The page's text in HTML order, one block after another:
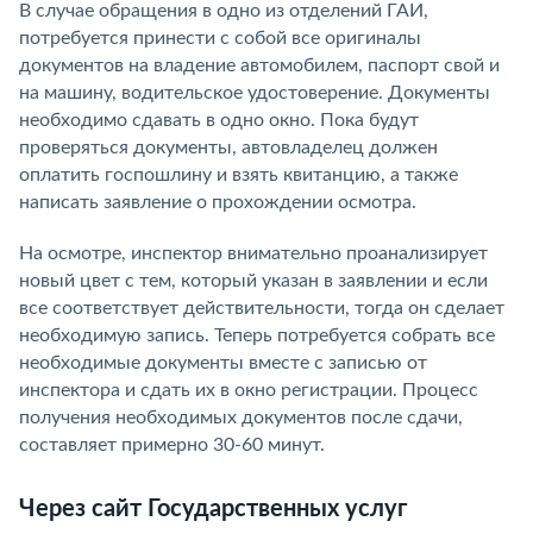
В случае обращения в одно из отделений ГАИ,
потребуется принести с собой все оригиналы
документов на владение автомобилем, паспорт свой и
на машину, водительское удостоверение. Документы
необходимо сдавать в одно окно. Пока будут
проверяться документы, автовладелец должен
оплатить госпошлину и взять квитанцию, а также
написать заявление о прохождении осмотра.
На осмотре, инспектор внимательно проанализирует
новый цвет с тем, который указан в заявлении и если
все соответствует действительности, тогда он сделает
необходимую запись. Теперь потребуется собрать все
необходимые документы вместе с записью от
инспектора и сдать их в окно регистрации. Процесс
получения необходимых документов после сдачи,
составляет примерно 30-60 минут.
Через сайт Государственных услуг